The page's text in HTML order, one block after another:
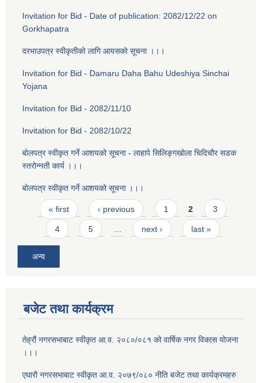
Invitation for Bid - Date of publication: 2082/12/22 on
Gorkhapatra
दरभाउपत्र स्वीकृतीको लागि आयसको सूचना ।।।
Invitation for Bid - Damaru Daha Bahu Udeshiya Sinchai
Yojana
Invitation for Bid - 2082/11/10
Invitation for Bid - 2082/10/22
बोलपत्र स्वीकृत गर्ने आशयको सूचना - लाहापे सिलिङ्गखोला चिदिचौर सडक
स्तरोन्नती कार्य ।।।
बोलपत्र स्वीकृत गर्ने आशयको सूचना ।।।
Pages
« first ‹ previous 1 2 3
4 5 … next › last »
अन्य
बजेट तथा कार्यक्रम
तेह्रौं नगरसभाबाट स्वीकृत आ‍.व. २०८०/०८१ को वार्षिक नगर विकास योजना
।।।
एघाराै नगरसभाबाट स्वीकृत आ‍.व. २०७९/०८० नीति बजेट तथा कार्यक्रमहरु